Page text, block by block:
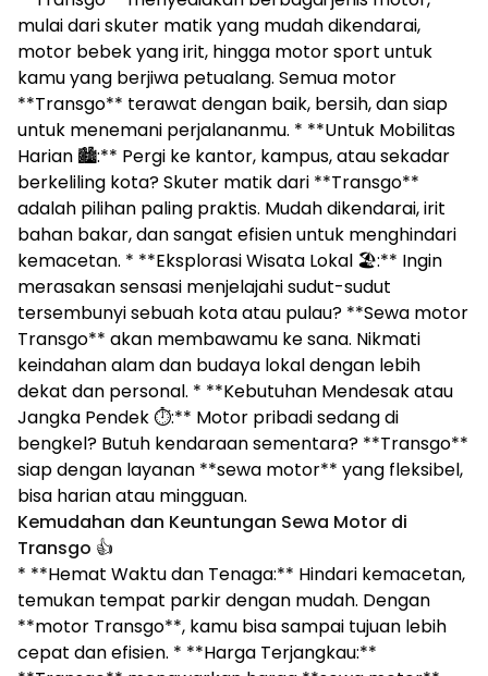
mulai dari skuter matik yang mudah dikendarai,
motor bebek yang irit, hingga motor sport untuk
kamu yang berjiwa petualang. Semua motor
**Transgo** terawat dengan baik, bersih, dan siap
untuk menemani perjalananmu. * **Untuk Mobilitas
Harian 🏙️:** Pergi ke kantor, kampus, atau sekadar
berkeliling kota? Skuter matik dari **Transgo**
adalah pilihan paling praktis. Mudah dikendarai, irit
bahan bakar, dan sangat efisien untuk menghindari
kemacetan. * **Eksplorasi Wisata Lokal 🏖️:** Ingin
merasakan sensasi menjelajahi sudut-sudut
tersembunyi sebuah kota atau pulau? **Sewa motor
Transgo** akan membawamu ke sana. Nikmati
keindahan alam dan budaya lokal dengan lebih
dekat dan personal. * **Kebutuhan Mendesak atau
Jangka Pendek ⏱️:** Motor pribadi sedang di
bengkel? Butuh kendaraan sementara? **Transgo**
siap dengan layanan **sewa motor** yang fleksibel,
bisa harian atau mingguan.
Kemudahan dan Keuntungan Sewa Motor di
Transgo 👍
* **Hemat Waktu dan Tenaga:** Hindari kemacetan,
temukan tempat parkir dengan mudah. Dengan
**motor Transgo**, kamu bisa sampai tujuan lebih
cepat dan efisien. * **Harga Terjangkau:**